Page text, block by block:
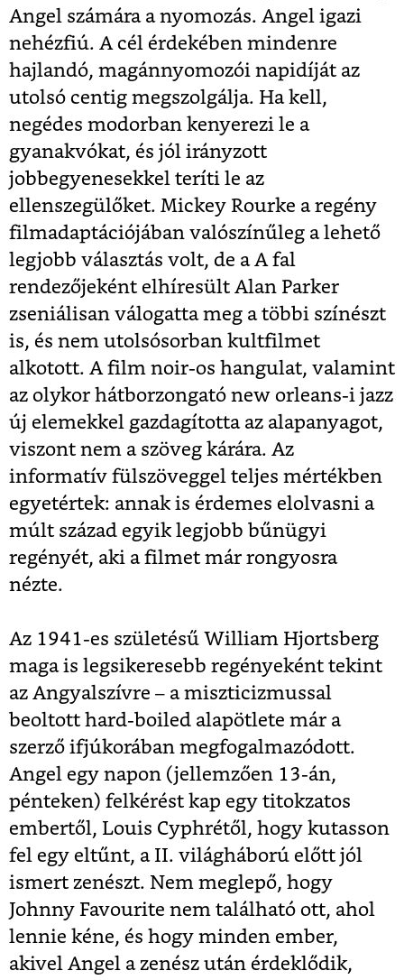
Angel számára a nyomozás. Angel igazi
nehézfiú. A cél érdekében mindenre
hajlandó, magánnyomozói napidíját az
utolsó centig megszolgálja. Ha kell,
negédes modorban kenyerezi le a
gyanakvókat, és jól irányzott
jobbegyenesekkel teríti le az
ellenszegülőket. Mickey Rourke a regény
filmadaptációjában valószínűleg a lehető
legjobb választás volt, de a A fal
rendezőjeként elhíresült Alan Parker
zseniálisan válogatta meg a többi színészt
is, és nem utolsósorban kultfilmet
alkotott. A film noir-os hangulat, valamint
az olykor hátborzongató new orleans-i jazz
új elemekkel gazdagította az alapanyagot,
viszont nem a szöveg kárára. Az
informatív fülszöveggel teljes mértékben
egyetértek: annak is érdemes elolvasni a
múlt század egyik legjobb bűnügyi
regényét, aki a filmet már rongyosra
nézte.
Az 1941-es születésű William Hjortsberg
maga is legsikeresebb regényeként tekint
az Angyalszívre – a miszticizmussal
beoltott hard-boiled alapötlete már a
szerző ifjúkorában megfogalmazódott.
Angel egy napon (jellemzően 13-án,
pénteken) felkérést kap egy titokzatos
embertől, Louis Cyphrétől, hogy kutasson
fel egy eltűnt, a II. világháború előtt jól
ismert zenészt. Nem meglepő, hogy
Johnny Favourite nem található ott, ahol
lennie kéne, és hogy minden ember,
akivel Angel a zenész után érdeklődik,